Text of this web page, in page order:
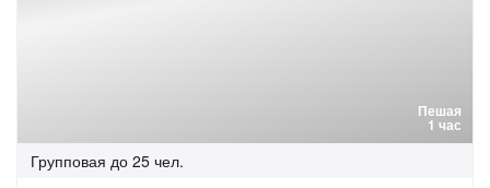
Пешая
1 час
Групповая до 25 чел.